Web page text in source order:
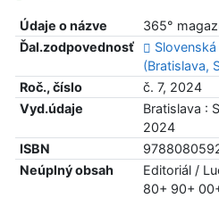
Údaje o názve
365°
Ďal.zodpovednosť
(Bratislava,
Roč., číslo
č. 7, 2024
Vyd.údaje
Bratislava :
2024
ISBN
Neúplný obsah
Editoriál /
80+ 90+